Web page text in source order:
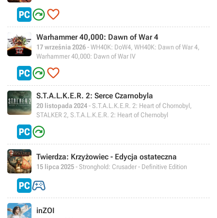

Warhammer 40,000: Dawn of War 4
17 września 2026- WH40K: DoW4, WH40K: Dawn of War 4,
Warhammer 40,000: Dawn of War IV

S.T.A.L.K.E.R. 2: Serce Czarnobyla
20 listopada 2024- S.T.A.L.K.E.R. 2: Heart of Chornobyl,
STALKER 2, S.T.A.L.K.E.R. 2: Heart of Chernobyl

Twierdza: Krzyżowiec - Edycja ostateczna
15 lipca 2025- Stronghold: Crusader - Definitive Edition

inZOI